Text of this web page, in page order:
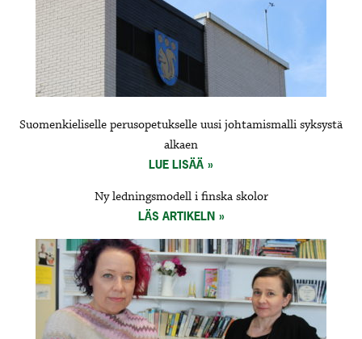
Suomenkieliselle perusopetukselle uusi johtamismalli syksystä
alkaen
LUE LISÄÄ
Ny ledningsmodell i finska skolor
LÄS ARTIKELN